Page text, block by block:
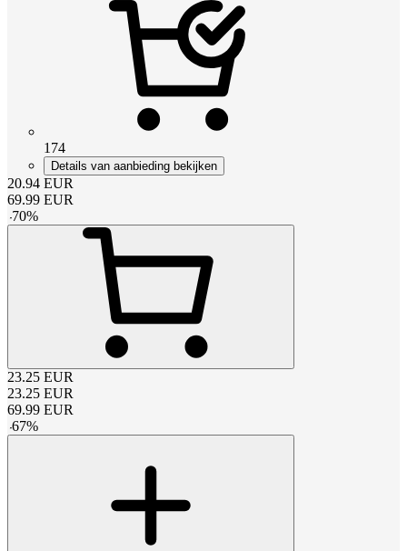
174
Details van aanbieding bekijken
20.94 EUR
69.99 EUR
-70%
23.25 EUR
23.25 EUR
69.99 EUR
-67%